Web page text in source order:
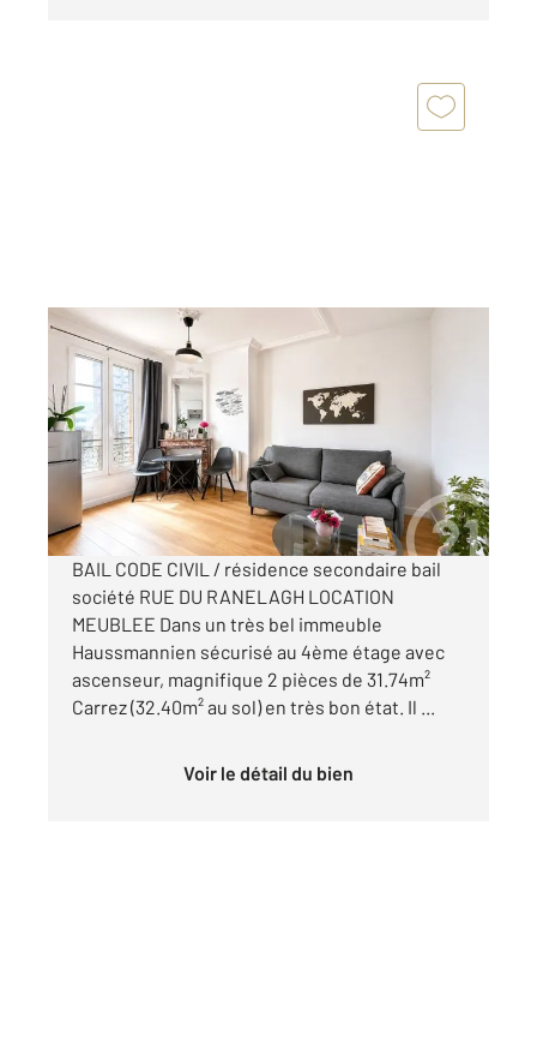
PARIS 75016
31,74 m2, 2 pièces
Ref : 10265
Appartement F2 à louer
1 690 €
par mois charges comprises
BAIL CODE CIVIL / résidence secondaire bail
société RUE DU RANELAGH LOCATION
MEUBLEE Dans un très bel immeuble
Haussmannien sécurisé au 4ème étage avec
ascenseur, magnifique 2 pièces de 31.74m²
Carrez (32.40m² au sol) en très bon état. Il ...
Voir le détail du bien